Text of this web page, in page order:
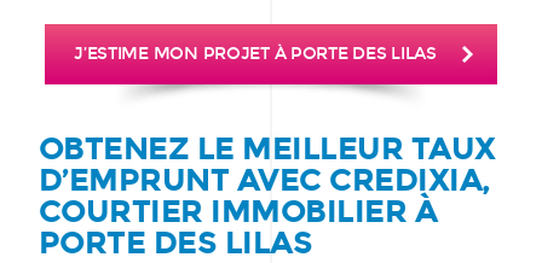
J’ESTIME MON PROJET À PORTE DES LILAS
OBTENEZ LE MEILLEUR TAUX
D’EMPRUNT AVEC CREDIXIA,
COURTIER IMMOBILIER À
PORTE DES LILAS